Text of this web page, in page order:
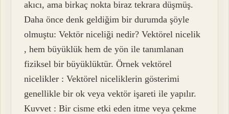
akıcı, ama birkaç nokta biraz tekrara düşmüş.
Daha önce denk geldiğim bir durumda şöyle
olmuştu: Vektör niceliği nedir? Vektörel nicelik
, hem büyüklük hem de yön ile tanımlanan
fiziksel bir büyüklüktür. Örnek vektörel
nicelikler : Vektörel niceliklerin gösterimi
genellikle bir ok veya vektör işareti ile yapılır.
Kuvvet : Bir cisme etki eden itme veya çekme